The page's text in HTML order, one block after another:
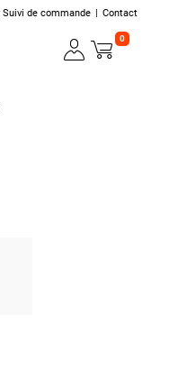
Suivi de commande | Contact
0